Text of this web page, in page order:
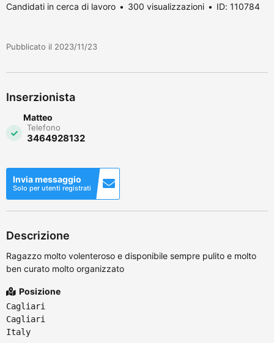
Candidati in cerca di lavoro 300 visualizzazioni ID: 110784
Pubblicato il 2023/11/23
Inserzionista
Matteo
Telefono
3464928132
Invia messaggio
Solo per utenti registrati
Descrizione
Ragazzo molto volenteroso e disponibile sempre pulito e molto
ben curato molto organizzato
Posizione
Cagliari
Cagliari
Italy